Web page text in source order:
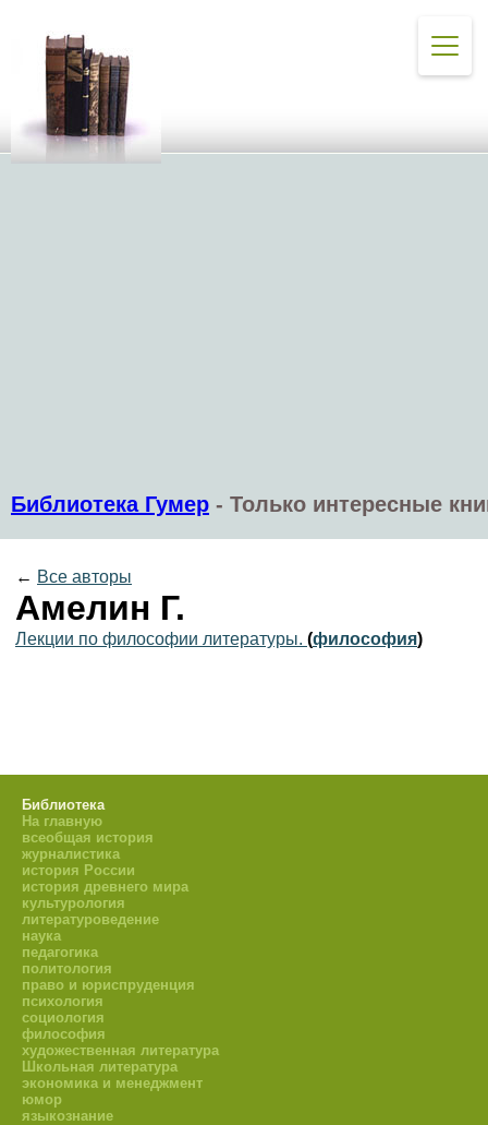
Библиотека Гумер - Только интересные
← Все авторы
Амелин Г.
Лекции по философии литературы. (философия)
Библиотека
На главную
всеобщая история
журналистика
история России
история древнего мира
культурология
литературоведение
наука
педагогика
политология
право и юриспруденция
психология
социология
философия
художественная литература
Школьная литература
экономика и менеджмент
юмор
языкознание